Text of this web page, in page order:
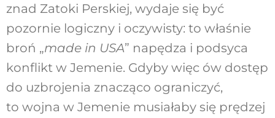
znad Zatoki Perskiej, wydaje się być
pozornie logiczny i oczywisty: to właśnie
broń „made in USA” napędza i podsyca
konflikt w Jemenie. Gdyby więc ów dostęp
do uzbrojenia znacząco ograniczyć,
to wojna w Jemenie musiałaby się prędzej